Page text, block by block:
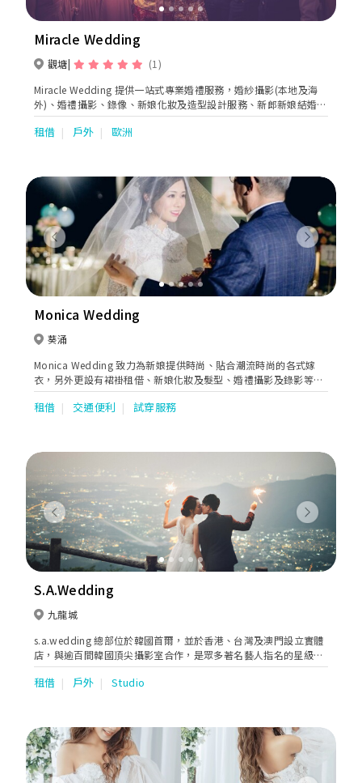
Miracle Wedding
觀塘
(1)
Miracle Wedding 提供一站式專業婚禮服務，婚紗攝影(本地及海
外)、婚禮攝影、錄像、新娘化妝及造型設計服務、新郎新娘結婚禮
服租賃。
租借 戶外 歐洲
Previous Next
Monica Wedding
葵涌
Monica Wedding 致力為新娘提供時尚、貼合潮流時尚的各式嫁
衣，另外更設有裙褂租借、新娘化妝及髮型、婚禮攝影及錄影等一
站式服務，令新人更輕鬆籌備人生大事。
租借 交通便利 試穿服務
Previous Next
S.A.Wedding
九龍城
s.a.wedding 總部位於韓國首爾，並於香港、台灣及澳門設立實體
店，與逾百間韓國頂尖攝影室合作，是眾多著名藝人指名的星級團
隊。
租借 戶外 Studio